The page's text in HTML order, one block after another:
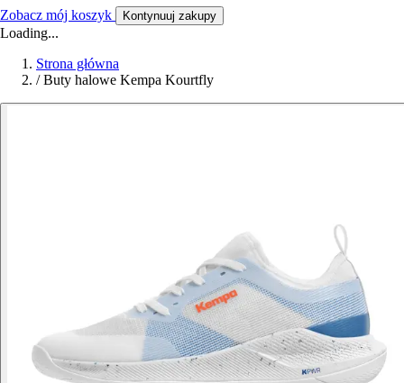
Zobacz mój koszyk Kontynuuj zakupy
Loading...
Strona główna
/ Buty halowe Kempa Kourtfly